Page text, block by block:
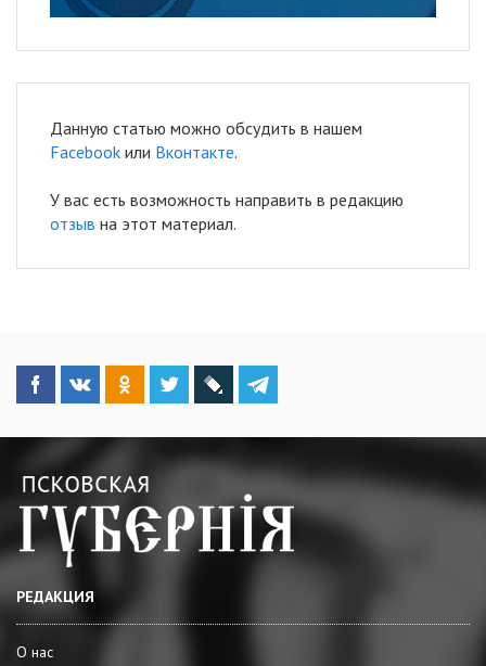
Данную статью можно обсудить в нашем
Facebook или Вконтакте.
У вас есть возможность направить в редакцию
отзыв на этот материал.
РЕДАКЦИЯ
О нас